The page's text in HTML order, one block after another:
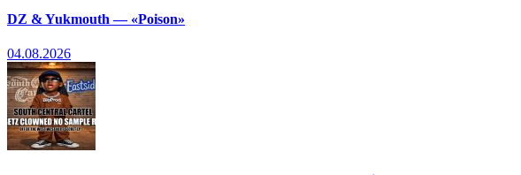
DZ & Yukmouth — «Poison»
04.08.2026